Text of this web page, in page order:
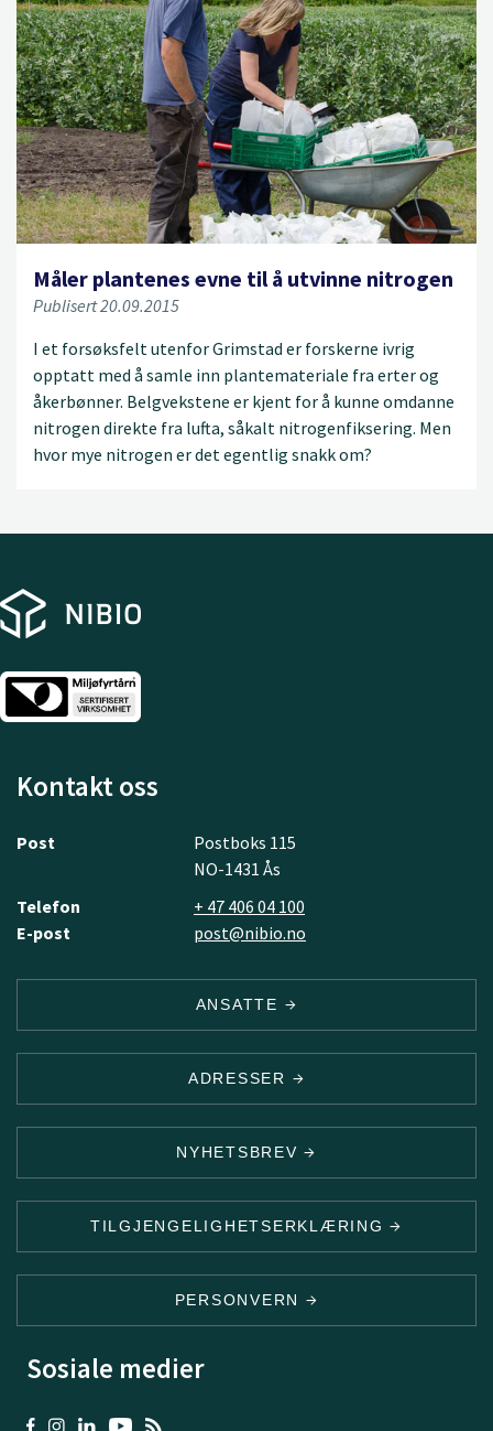
Måler plantenes evne til å utvinne nitrogen
Publisert 20.09.2015
I et forsøksfelt utenfor Grimstad er forskerne ivrig
opptatt med å samle inn plantemateriale fra erter og
åkerbønner. Belgvekstene er kjent for å kunne omdanne
nitrogen direkte fra lufta, såkalt nitrogenfiksering. Men
hvor mye nitrogen er det egentlig snakk om?
Kontakt oss
Post
Postboks 115
NO-1431 Ås
Telefon
+ 47 406 04 100
E-post
post@nibio.no
ANSATTE
ADRESSER
NYHETSBREV
TILGJENGELIGHETSERKLÆRING
PERSONVERN
Sosiale medier